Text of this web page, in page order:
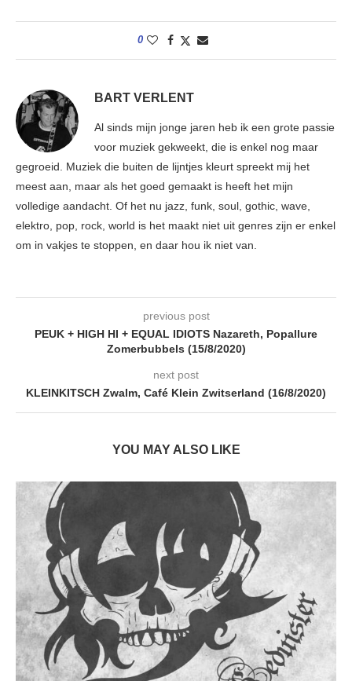
0
BART VERLENT
Al sinds mijn jonge jaren heb ik een grote passie
voor muziek gekweekt, die is enkel nog maar
gegroeid. Muziek die buiten de lijntjes kleurt spreekt mij het
meest aan, maar als het goed gemaakt is heeft het mijn
volledige aandacht. Of het nu jazz, funk, soul, gothic, wave,
elektro, pop, rock, world is het maakt niet uit genres zijn er enkel
om in vakjes te stoppen, en daar hou ik niet van.
previous post
PEUK + HIGH HI + EQUAL IDIOTS Nazareth, Popallure
Zomerbubbels (15/8/2020)
next post
KLEINKITSCH Zwalm, Café Klein Zwitserland (16/8/2020)
YOU MAY ALSO LIKE